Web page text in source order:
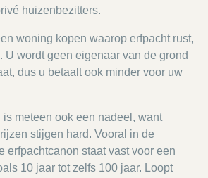
huizenbezitters.
woning kopen waarop erfpacht rust,
U wordt geen eigenaar van de grond
dus u betaalt ook minder voor uw
is meteen ook een nadeel, want
stijgen hard. Vooral in de
erfpachtcanon staat vast voor een
10 jaar tot zelfs 100 jaar. Loopt